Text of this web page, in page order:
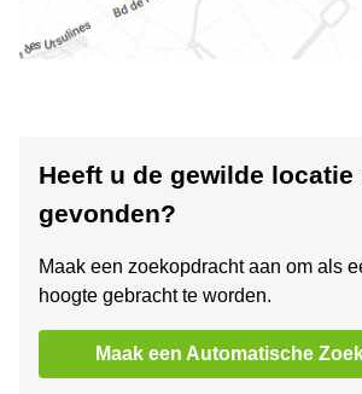
Heeft u de gewilde locatie
gevonden?
Maak een zoekopdracht aan om als
hoogte gebracht te worden.
Maak een Automatische